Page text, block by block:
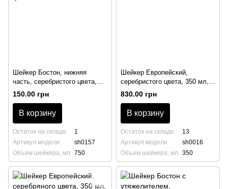
Шейкер Бостон, нижняя
часть, серебристого цвета,
750 мл, BarTrigger
150.00 грн
В корзину
Остаток на складе
1
Артикул модели
sh0157
Объем шейкера, мл
750
Шейкер Европейский,
серебристого цвета, 350 мл,
BarTrigger
830.00 грн
В корзину
Остаток на складе
13
Артикул модели
sh0016
Объем шейкера, мл
350